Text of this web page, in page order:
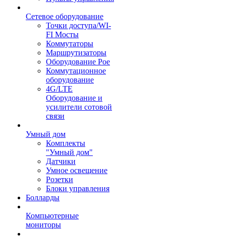
Сетевое оборудование
Точки доступа/WI-
FI Мосты
Коммутаторы
Маршрутизаторы
Оборудование Poe
Коммутационное
оборудование
4G/LTE
Оборудование и
усилители сотовой
связи
Умный дом
Комплекты
"Умный дом"
Датчики
Умное освещение
Розетки
Блоки управления
Болларды
Компьютерные
мониторы